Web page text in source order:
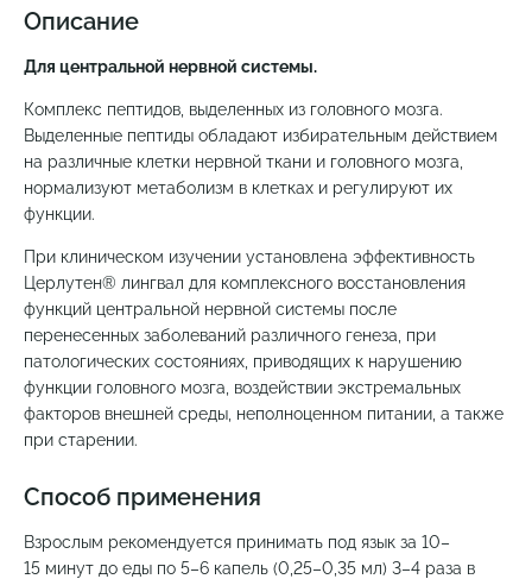
Описание
Для центральной нервной системы.
Комплекс пептидов, выделенных из головного мозга.
Выделенные пептиды обладают избирательным действием
на различные клетки нервной ткани и головного мозга,
нормализуют метаболизм в клетках и регулируют их
функции.
При клиническом изучении установлена эффективность
Церлутен® лингвал для комплексного восстановления
функций центральной нервной системы после
перенесенных заболеваний различного генеза, при
патологических состояниях, приводящих к нарушению
функции головного мозга, воздействии экстремальных
факторов внешней среды, неполноценном питании, а также
при старении.
Способ применения
Взрослым рекомендуется принимать под язык за 10–
15 минут до еды по 5–6 капель (0,25–0,35 мл) 3–4 раза в